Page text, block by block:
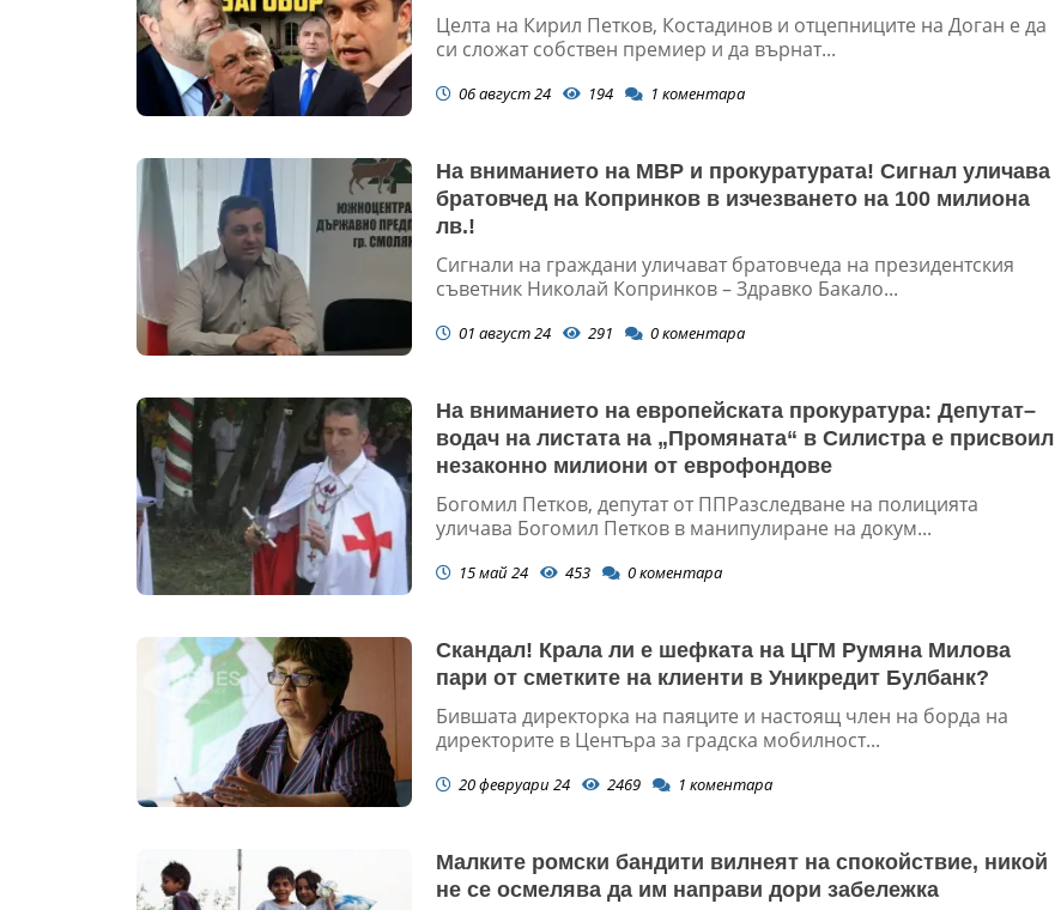
Целта на Кирил Петков, Костадинов и отцепниците на Доган е да
си сложат собствен премиер и да върнат...
06 август 24 194 1 коментара
На вниманието на МВР и прокуратурата! Сигнал уличава
братовчед на Копринков в изчезването на 100 милиона
лв.!
Сигнали на граждани уличават братовчеда на президентския
съветник Николай Копринков – Здравко Бакало...
01 август 24 291 0коментара
На вниманието на европейската прокуратура: Депутат–
водач на листата на „Промяната“ в Силистра е присвоил
незаконно милиони от еврофондове
Богомил Петков, депутат от ППРазследване на полицията
уличава Богомил Петков в манипулиране на докум...
15 май 24 453 0коментара
Скандал! Крала ли е шефката на ЦГМ Румяна Милова
пари от сметките на клиенти в Уникредит Булбанк?
Бившата директорка на паяците и настоящ член на борда на
директорите в Центъра за градска мобилност...
20 февруари 24 2469 1 коментара
Малките ромски бандити вилнеят на спокойствие, никой
не се осмелява да им направи дори забележка